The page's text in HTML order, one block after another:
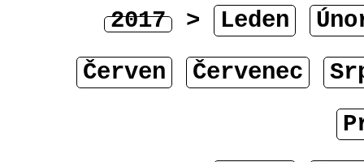
2017 > Leden
Červen
Červenec